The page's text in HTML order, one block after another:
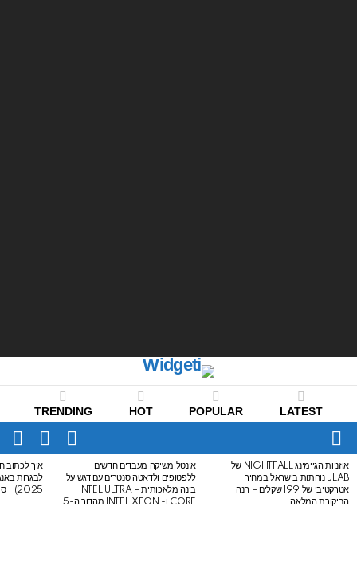
LATEST
POPULAR
HOT
TRENDING
Menu
SWITCH
SKIN
LATEST
STORIES
אוזניות הגיימינג NIGHTFALL של
JLAB נוחתות בישראל במחיר
אטרקטיבי של 199 שקלים – הנה
הביקורת המלאה
אינטל משיקה מעבדים חדשים
ללפטופים ולדאטה סנטרים עם דגש על
בינה מלאכותית – INTEL ULTRA
CORE ו- INTEL XEON מהדור ה-5
איך לכתוב
2025) | סיכום לבגרות באנגלית